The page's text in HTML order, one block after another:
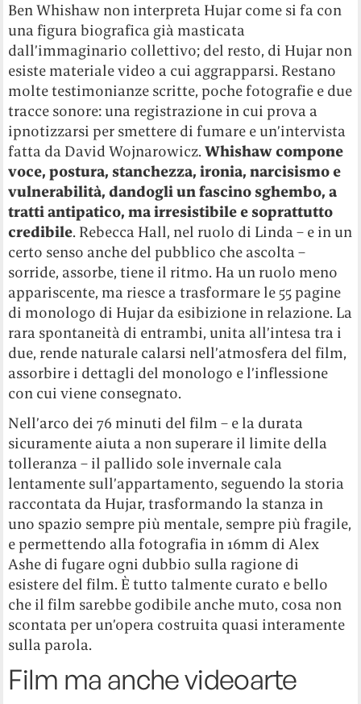
Ben Whishaw non interpreta Hujar come si fa con
una figura biografica già masticata
dall’immaginario collettivo; del resto, di Hujar non
esiste materiale video a cui aggrapparsi. Restano
molte testimonianze scritte, poche fotografie e due
tracce sonore: una registrazione in cui prova a
ipnotizzarsi per smettere di fumare e un’intervista
fatta da David Wojnarowicz.Whishaw compone
voce, postura, stanchezza, ironia, narcisismo e
vulnerabilità, dandogli un fascino sghembo, a
tratti antipatico, ma irresistibile e soprattutto
credibile. Rebecca Hall, nel ruolo di Linda – e in un
certo senso anche del pubblico che ascolta –
sorride, assorbe, tiene il ritmo. Ha un ruolo meno
appariscente, ma riesce a trasformare le 55 pagine
di monologo di Hujar da esibizione in relazione. La
rara spontaneità di entrambi, unita all’intesa tra i
due, rende naturale calarsi nell’atmosfera del film,
assorbire i dettagli del monologo e l’inflessione
con cui viene consegnato.
Nell’arco dei 76 minuti del film – e la durata
sicuramente aiuta a non superare il limite della
tolleranza – il pallido sole invernale cala
lentamente sull’appartamento, seguendo la storia
raccontata da Hujar, trasformando la stanza in
uno spazio sempre più mentale, sempre più fragile,
e permettendo alla fotografia in 16mm di Alex
Ashe di fugare ogni dubbio sulla ragione di
esistere del film. È tutto talmente curato e bello
che il film sarebbe godibile anche muto, cosa non
scontata per un’opera costruita quasi interamente
sulla parola.
Film ma anche videoarte